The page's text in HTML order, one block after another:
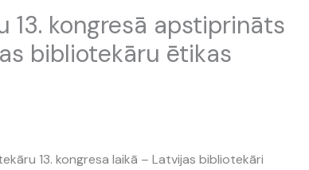
13. kongresā apstiprināts
bibliotekāru ētikas
13. kongresa laikā – Latvijas bibliotekāri